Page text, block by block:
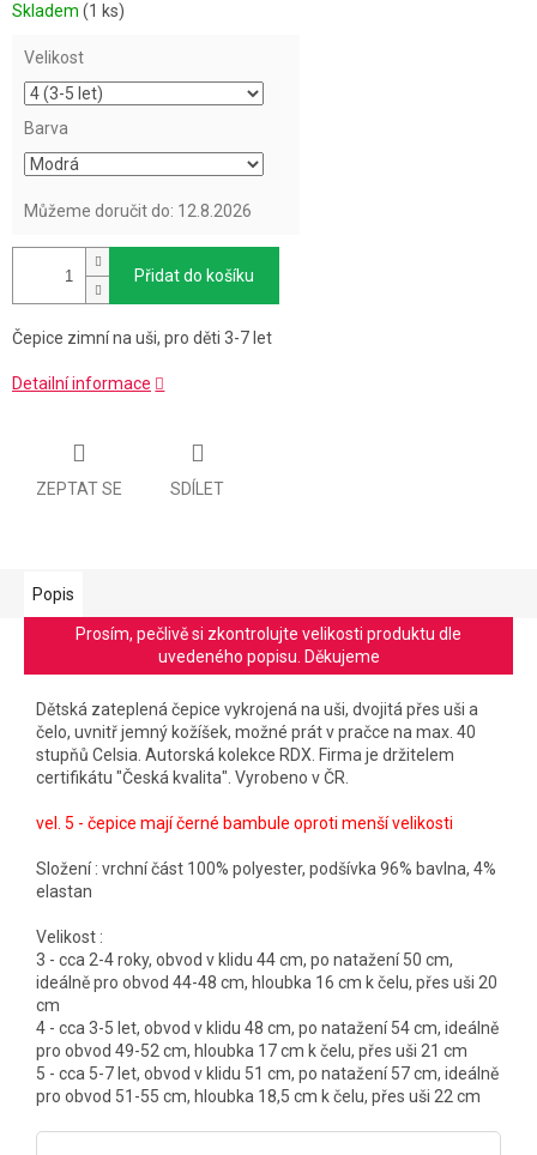
cena:
Skladem (1 ks)
Velikost
Barva
Můžeme doručit do: 12.8.2026
Přidat do košíku
Čepice zimní na uši, pro děti 3-7 let
Detailní informace
ZEPTAT SE SDÍLET
Popis
Prosím, pečlivě si zkontrolujte velikosti produktu dle
uvedeného popisu. Děkujeme
Dětská zateplená čepice vykrojená na uši, dvojitá přes uši a
čelo, uvnitř jemný kožíšek, možné prát v pračce na max. 40
stupňů Celsia. Autorská kolekce RDX. Firma je držitelem
certifikátu "Česká kvalita". Vyrobeno v ČR.
vel. 5 - čepice mají černé bambule oproti menší velikosti
Složení : vrchní část 100% polyester, podšívka 96% bavlna, 4%
elastan
Velikost :
3 - cca 2-4 roky, obvod v klidu 44 cm, po natažení 50 cm,
ideálně pro obvod 44-48 cm, hloubka 16 cm k čelu, přes uši 20
cm
4 - cca 3-5 let, obvod v klidu 48 cm, po natažení 54 cm, ideálně
pro obvod 49-52 cm, hloubka 17 cm k čelu, přes uši 21 cm
5 - cca 5-7 let, obvod v klidu 51 cm, po natažení 57 cm, ideálně
pro obvod 51-55 cm, hloubka 18,5 cm k čelu, přes uši 22 cm